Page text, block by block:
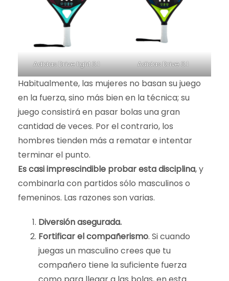
Adidas Drive light 3.1 Adidas Drive 3.1
Habitualmente, las mujeres no basan su juego
en la fuerza, sino más bien en la técnica; su
juego consistirá en pasar bolas una gran
cantidad de veces. Por el contrario, los
hombres tienden más a rematar e intentar
terminar el punto.
Es casi imprescindible probar esta disciplina, y
combinarla con partidos sólo masculinos o
femeninos. Las razones son varias.
Diversión asegurada.
Fortificar el compañerismo. Si cuando
juegas un masculino crees que tu
compañero tiene la suficiente fuerza